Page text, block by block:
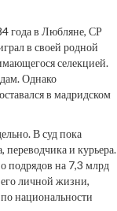
года в Любляне, СР
в своей родной
селекцией.
Однако
в мадридском
В суд пока
и курьера.
подрядов на 7,3 млрд
личной жизни,
национальности